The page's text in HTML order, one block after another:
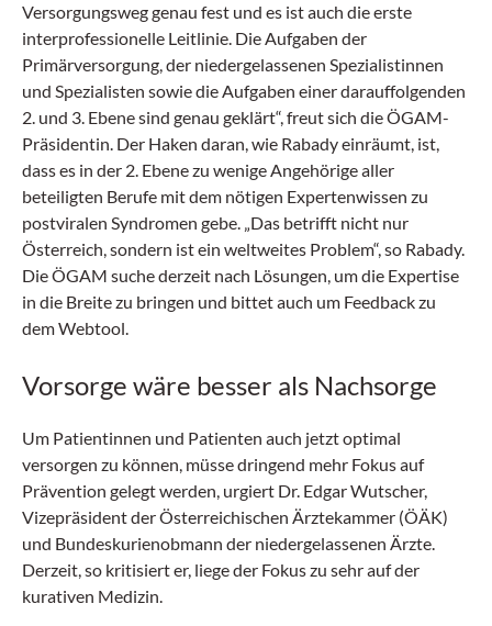
Versorgungsweg genau fest und es ist auch die erste
interprofessionelle Leitlinie. Die Aufgaben der
Primärversorgung, der niedergelassenen Spezialistinnen
und Spezialisten sowie die Aufgaben einer darauffolgenden
2. und 3. Ebene sind genau geklärt“, freut sich die ÖGAM-
Präsidentin. Der Haken daran, wie Rabady einräumt, ist,
dass es in der 2. Ebene zu wenige Angehörige aller
beteiligten Berufe mit dem nötigen Expertenwissen zu
postviralen Syndromen gebe. „Das betrifft nicht nur
Österreich, sondern ist ein weltweites Problem“, so Rabady.
Die ÖGAM suche derzeit nach Lösungen, um die Expertise
in die Breite zu bringen und bittet auch um Feedback zu
dem Webtool.
Vorsorge wäre besser als Nachsorge
Um Patientinnen und Patienten auch jetzt optimal
versorgen zu können, müsse dringend mehr Fokus auf
Prävention gelegt werden, urgiert Dr. Edgar Wutscher,
Vizepräsident der Österreichischen Ärztekammer (ÖÄK)
und Bundeskurienobmann der niedergelassenen Ärzte.
Derzeit, so kritisiert er, liege der Fokus zu sehr auf der
kurativen Medizin.